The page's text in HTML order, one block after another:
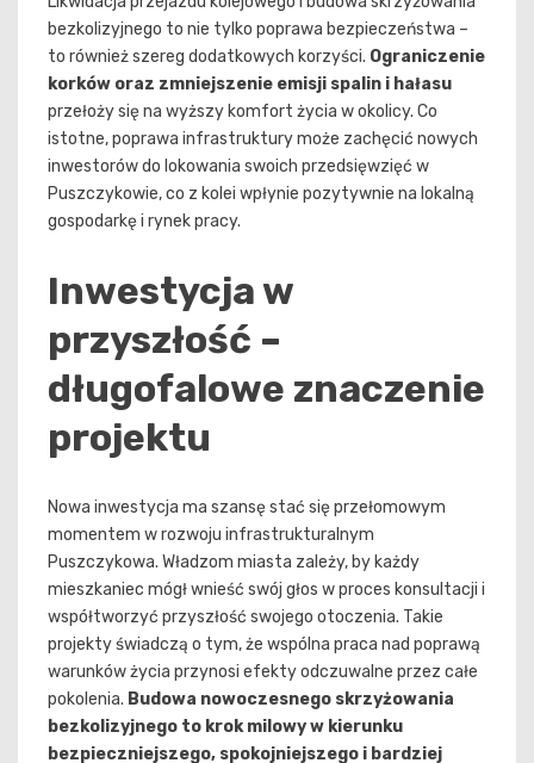
bezkolizyjnego to nie tylko poprawa bezpieczeństwa –
to również szereg dodatkowych korzyści. Ograniczenie
korków oraz zmniejszenie emisji spalin i hałasu
przełoży się na wyższy komfort życia w okolicy. Co
istotne, poprawa infrastruktury może zachęcić nowych
inwestorów do lokowania swoich przedsięwzięć w
Puszczykowie, co z kolei wpłynie pozytywnie na lokalną
gospodarkę i rynek pracy.
Inwestycja w
przyszłość –
długofalowe znaczenie
projektu
Nowa inwestycja ma szansę stać się przełomowym
momentem w rozwoju infrastrukturalnym
Puszczykowa. Władzom miasta zależy, by każdy
mieszkaniec mógł wnieść swój głos w proces konsultacji i
współtworzyć przyszłość swojego otoczenia. Takie
projekty świadczą o tym, że wspólna praca nad poprawą
warunków życia przynosi efekty odczuwalne przez całe
pokolenia. Budowa nowoczesnego skrzyżowania
bezkolizyjnego to krok milowy w kierunku
bezpieczniejszego, spokojniejszego i bardziej